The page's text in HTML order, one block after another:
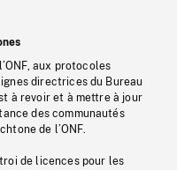
aux protocoles
directrices du Bureau
à revoir et à mettre à jour
des communautés
de l’ONF.
de licences pour les